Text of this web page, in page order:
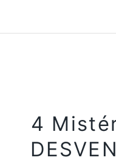
4